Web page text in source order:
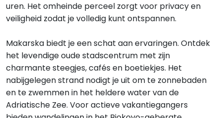
uren. Het omheinde perceel zorgt voor privacy en
veiligheid zodat je volledig kunt ontspannen.
Makarska biedt je een schat aan ervaringen. Ontdek
het levendige oude stadscentrum met zijn
charmante steegjes, cafés en boetiekjes. Het
nabijgelegen strand nodigt je uit om te zonnebaden
en te zwemmen in het heldere water van de
Adriatische Zee. Voor actieve vakantiegangers